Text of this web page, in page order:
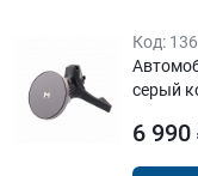
Код:
серый
6 990